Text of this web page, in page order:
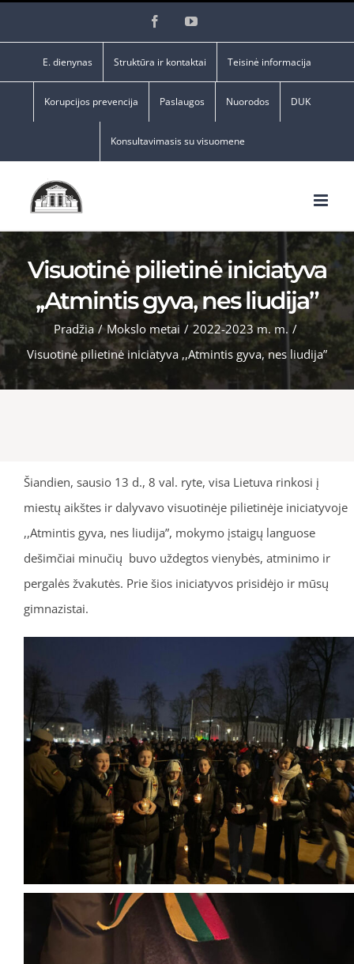
FacebookYouTube
E. dienynas Struktūra ir kontaktai Teisinė informacija
Korupcijos prevencija Paslaugos Nuorodos DUK
Konsultavimasis su visuomene
Visuotinė pilietinė iniciatyva
,,Atmintis gyva, nes liudija”
Pradžia / Mokslo metai / 2022-2023 m. m. /
Visuotinė pilietinė iniciatyva ,,Atmintis gyva, nes liudija”
Šiandien, sausio 13 d., 8 val. ryte, visa Lietuva rinkosi į
miestų aikštes ir dalyvavo visuotinėje pilietinėje iniciatyvoje
,,Atmintis gyva, nes liudija”, mokymo įstaigų languose
dešimčiai minučių buvo uždegtos vienybės, atminimo ir
pergalės žvakutės. Prie šios iniciatyvos prisidėjo ir mūsų
gimnazistai.